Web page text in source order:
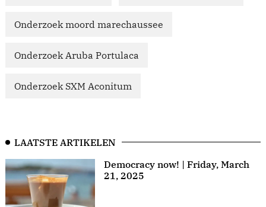
Onderzoek moord marechaussee
Onderzoek Aruba Portulaca
Onderzoek SXM Aconitum
LAATSTE ARTIKELEN
Democracy now! | Friday, March
21, 2025